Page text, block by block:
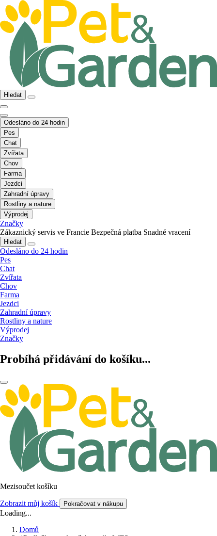
Hledat
Odesláno do 24 hodin
Pes
Chat
Zvířata
Chov
Farma
Jezdci
Zahradní úpravy
Rostliny a nature
Výprodej
Značky
Zákaznický servis ve Francie Bezpečná platba Snadné vracení
Hledat
Odesláno do 24 hodin
Pes
Chat
Zvířata
Chov
Farma
Jezdci
Zahradní úpravy
Rostliny a nature
Výprodej
Značky
Probíhá přidávání do košíku...
Mezisoučet košíku
Zobrazit můj košík Pokračovat v nákupu
Loading...
Domů